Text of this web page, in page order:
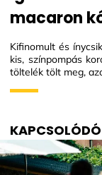
macaron
Kifinomult és
kis, színpompás
töltelék tölt meg,